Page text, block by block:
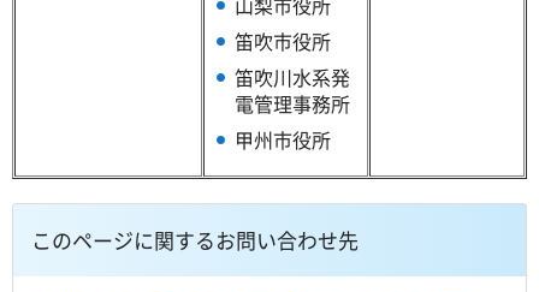
笛吹市役所
笛吹川水系発
電管理事務所
甲州市役所
このページに関するお問い合わせ先